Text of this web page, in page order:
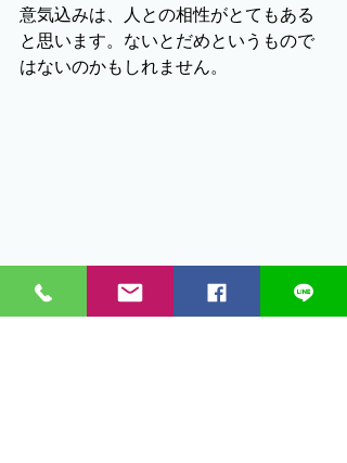
意気込みは、人との相性がとてもある
と思います。ないとだめというもので
はないのかもしれません。